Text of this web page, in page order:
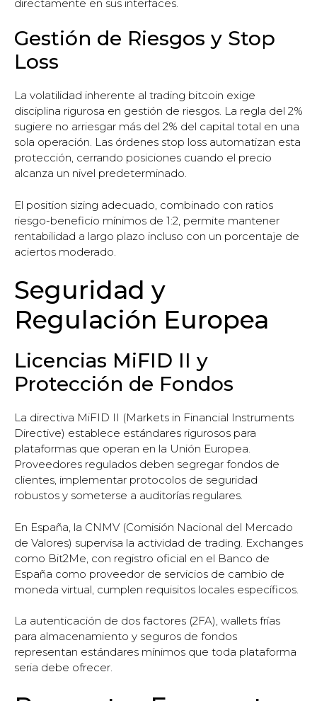
directamente en sus interfaces.
Gestión de Riesgos y Stop
Loss
La volatilidad inherente al trading bitcoin exige
disciplina rigurosa en gestión de riesgos. La regla del 2%
sugiere no arriesgar más del 2% del capital total en una
sola operación. Las órdenes stop loss automatizan esta
protección, cerrando posiciones cuando el precio
alcanza un nivel predeterminado.
El position sizing adecuado, combinado con ratios
riesgo-beneficio mínimos de 1:2, permite mantener
rentabilidad a largo plazo incluso con un porcentaje de
aciertos moderado.
Seguridad y
Regulación Europea
Licencias MiFID II y
Protección de Fondos
La directiva MiFID II (Markets in Financial Instruments
Directive) establece estándares rigurosos para
plataformas que operan en la Unión Europea.
Proveedores regulados deben segregar fondos de
clientes, implementar protocolos de seguridad
robustos y someterse a auditorías regulares.
En España, la CNMV (Comisión Nacional del Mercado
de Valores) supervisa la actividad de trading. Exchanges
como Bit2Me, con registro oficial en el Banco de
España como proveedor de servicios de cambio de
moneda virtual, cumplen requisitos locales específicos.
La autenticación de dos factores (2FA), wallets frías
para almacenamiento y seguros de fondos
representan estándares mínimos que toda plataforma
seria debe ofrecer.